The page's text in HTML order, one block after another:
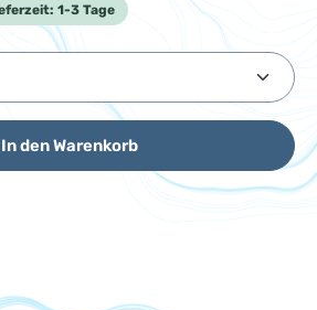
1-3 Tage
den gewünschten Wert ein
In den Warenkorb